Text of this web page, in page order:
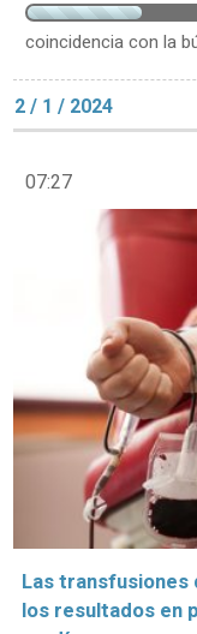
coincidencia con la
2 / 1 / 2024
07:27
Las
los resultados en